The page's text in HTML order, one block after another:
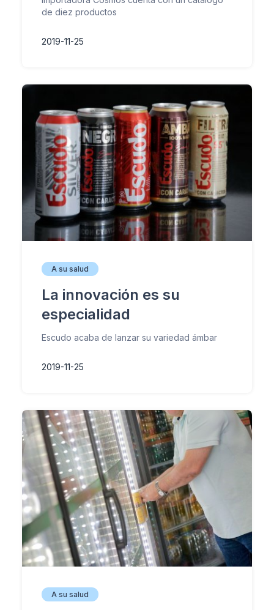
de diez productos
2019-11-25
A su salud
La innovación es su
especialidad
Escudo acaba de lanzar su variedad ámbar
2019-11-25
A su salud